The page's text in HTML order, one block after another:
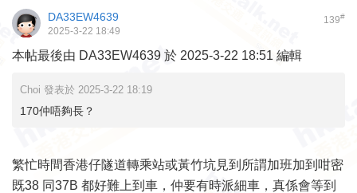
139#
DA33EW4639
2025-3-22 18:49
本帖最後由 DA33EW4639 於 2025-3-22 18:51 編輯
Choi 發表於 2025-3-22 18:19
170仲唔夠長？
繁忙時間香港仔隧道轉乘站或黃竹坑見到所謂加班加到咁密
既38 同37B 都好難上到車，仲要有時派細車，真係會等到